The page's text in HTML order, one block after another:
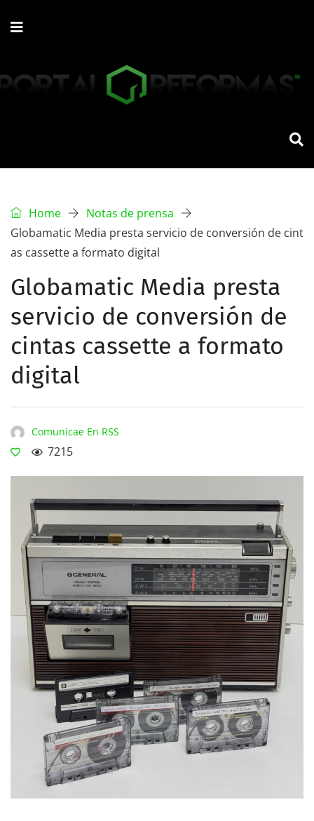
Home
Notas de prensa
Globamatic Media presta servicio de conversión de cint
as cassette a formato digital
Globamatic Media presta
servicio de conversión de
cintas cassette a formato
digital
Comunicae En RSS
7215